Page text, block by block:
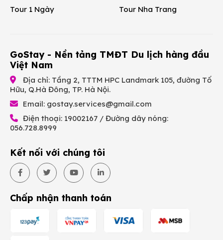
Tour 1 Ngày
Tour Nha Trang
GoStay - Nền tảng TMĐT Du lịch hàng đầu
Việt Nam
Địa chỉ: Tầng 2, TTTM HPC Landmark 105, đường Tố
Hữu, Q.Hà Đông, TP. Hà Nội.
Email: gostay.services@gmail.com
Điện thoại: 19002167 / Đường dây nóng:
056.728.8999
Kết nối với chúng tôi
Chấp nhận thanh toán